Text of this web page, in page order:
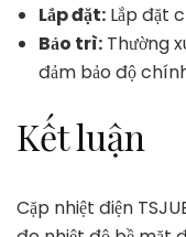
Lắp đặt: Lắp đặt
Bảo trì: Thường
đảm bảo độ
Kết luận
Cặp nhiệt điện